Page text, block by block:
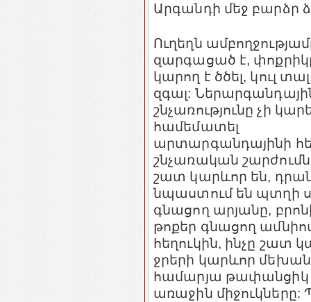
Արգանդի մեջ բարձր
Ուղեղն
զարգացած է,
կարող է ծծել, կուլ
զգալ:
շնչառությունը չի
համեմատել
արտարգանդայինի
շնչառական
շատ կարևոր են,
նպաստում են պտղի
գնացող արյանը,
թոքեր գնացող
հեղուկին, ինչը շատ
ջրերի կարևոր
համարյա թափանցիկ
առաջին միջուկները: